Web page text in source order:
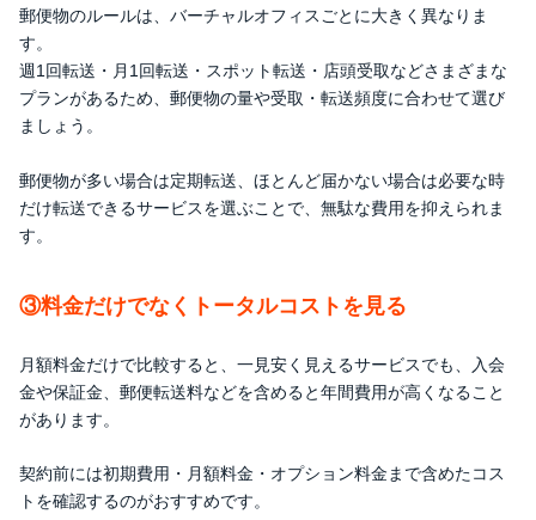
【メディア掲載実績】
郵便物のルールは、バーチャルオフィスごとに大きく異なりま
す。
週1回転送・月1回転送・スポット転送・店頭受取などさまざまな
プランがあるため、郵便物の量や受取・転送頻度に合わせて選び
ましょう。
郵便物が多い場合は定期転送、ほとんど届かない場合は必要な時
だけ転送できるサービスを選ぶことで、無駄な費用を抑えられま
す。
③料金だけでなくトータルコストを見る
月額料金だけで比較すると、一見安く見えるサービスでも、入会
金や保証金、郵便転送料などを含めると年間費用が高くなること
があります。
契約前には初期費用・月額料金・オプション料金まで含めたコス
トを確認するのがおすすめです。